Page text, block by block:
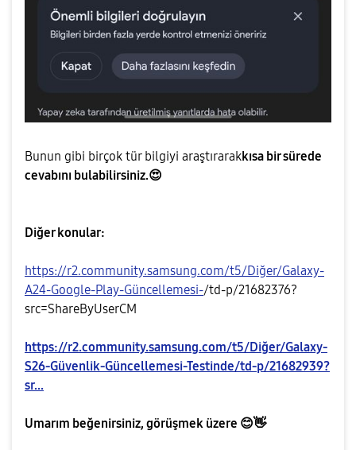
Bunun gibi birçok tür bilgiyi araştırarakkısa bir sürede
cevabını bulabilirsiniz.😍
Diğer konular:
https://r2.community.samsung.com/t5/Diğer/Galaxy-
A24-Google-Play-Güncellemesi-️/td-p/21682376?
src=ShareByUserCM
https://r2.community.samsung.com/t5/Diğer/Galaxy-
S26-Güvenlik-Güncellemesi-Testinde/td-p/21682939?
sr...
Umarım beğenirsiniz, görüşmek üzere 😊👋